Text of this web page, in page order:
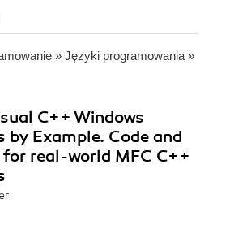
» Języki programowania »
C++ Windows
Example. Code and
real-world MFC C++